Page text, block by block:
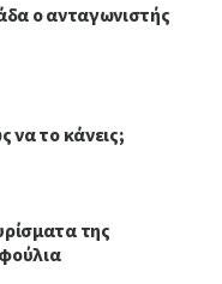
ο ανταγωνιστής
το κάνεις;
της